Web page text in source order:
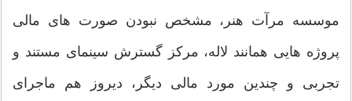
موسسه مرآت هنر، مشخص نبودن صورت های مالی
پروژه هایی همانند لاله، مرکز گسترش سینمای مستند و
تجربی و چندین مورد مالی دیگر، دیروز هم ماجرای